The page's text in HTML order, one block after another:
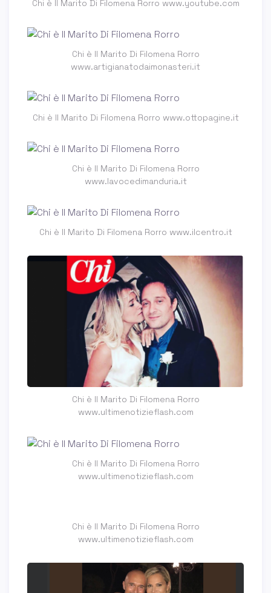
Chi è Il Marito Di Filomena Rorro www.youtube.com
Chi è Il Marito Di Filomena Rorro
www.artigianatodaimonasteri.it
Chi è Il Marito Di Filomena Rorro www.ottopagine.it
Chi è Il Marito Di Filomena Rorro
www.lavocedimanduria.it
Chi è Il Marito Di Filomena Rorro www.ilcentro.it
Chi è Il Marito Di Filomena Rorro
www.ultimenotizieflash.com
Chi è Il Marito Di Filomena Rorro
www.ultimenotizieflash.com
Chi è Il Marito Di Filomena Rorro
www.ultimenotizieflash.com